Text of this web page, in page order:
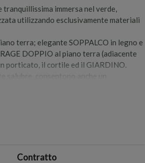
immersa nel verde,
utilizzando esclusivamente materiali
terra; elegante SOPPALCO in legno e
DOPPIO al piano terra (adiacente
porticato, il cortile ed il GIARDINO.
consentono anche un
di POMPA DI CALORE
di sistema di aerazione sotto-pavimento
Contratto